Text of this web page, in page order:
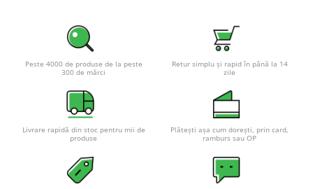
Peste 4000 de produse de la peste
300 de mărci
Retur simplu și rapid în până la 14
zile
Livrare rapidă din stoc pentru mii de
produse
Plătești așa cum dorești, prin card,
ramburs sau OP